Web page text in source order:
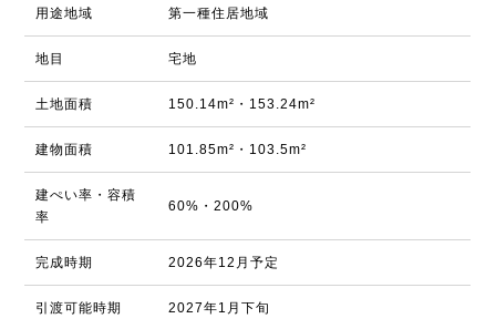
用途地域 第一種住居地域
地目 宅地
土地面積 150.14m²・153.24m²
建物面積 101.85m²・103.5m²
建ぺい率・容積
率
60%・200%
完成時期 2026年12月予定
引渡可能時期 2027年1月下旬